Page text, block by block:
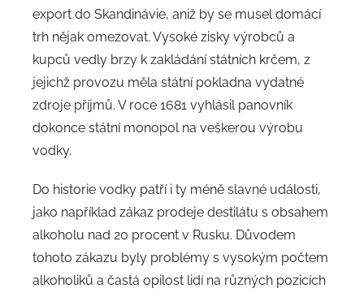
export do Skandinávie, aniž by se musel domácí
trh nějak omezovat. Vysoké zisky výrobců a
kupců vedly brzy k zakládání státních krčem, z
jejichž provozu měla státní pokladna vydatné
zdroje příjmů. V roce 1681 vyhlásil panovník
dokonce státní monopol na veškerou výrobu
vodky.
Do historie vodky patří i ty méně slavné události,
jako například zákaz prodeje destilátu s obsahem
alkoholu nad 20 procent v Rusku. Důvodem
tohoto zákazu byly problémy s vysokým počtem
alkoholiků a častá opilost lidí na různých pozicích